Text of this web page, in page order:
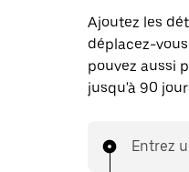
Ajoutez les
déplacez-
pouvez aussi
jusqu'à 90
Entrez